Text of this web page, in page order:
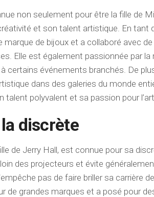
non seulement pour être la fille de
et son talent artistique. En tant
marque de bijoux et a collaboré avec
Elle est également passionnée par la
certains événements branchés. De
dans des galeries du monde
talent polyvalent et sa passion pour
discrète
de Jerry Hall, est connue pour sa
des projecteurs et évite
pas de faire briller sa carrière
de grandes marques et a posé pour